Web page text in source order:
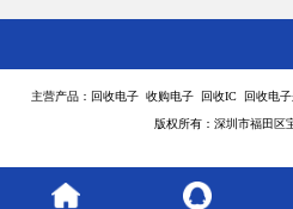
主营产品：回收电子 收购电子 回收IC 回收电
版权所有：深圳市福田区